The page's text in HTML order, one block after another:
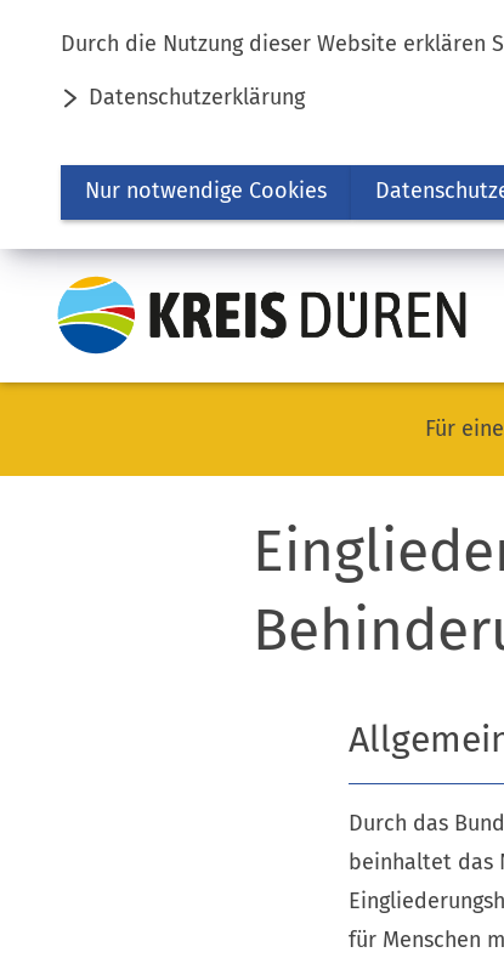
Durch die Nutzung dieser Website erklären
Datenschutzerklärung
Nur notwendige Cookies
Inhalt anspringen
Für
Durch das
beinhaltet das
für Menschen